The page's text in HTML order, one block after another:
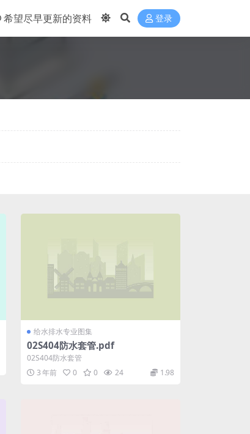
希望尽早更新的资料 登录
给水排水专业图集
02S404防水套管.pdf
02S404防水套管
3 年前
0 0 24 1.98